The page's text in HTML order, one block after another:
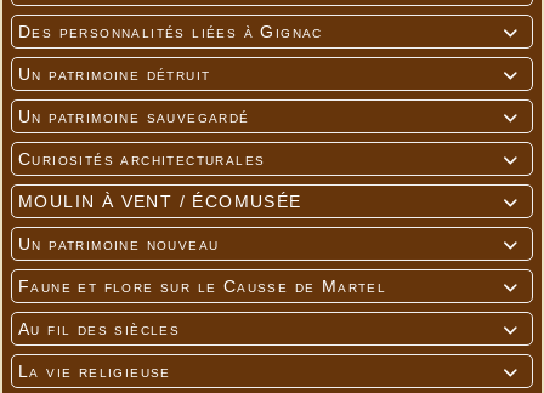

Des personnalités liées à Gignac

Un patrimoine détruit

Un patrimoine sauvegardé

Curiosités architecturales

MOULIN À VENT / ÉCOMUSÉE

Un patrimoine nouveau

Faune et flore sur le Causse de Martel

Au fil des siècles

La vie religieuse